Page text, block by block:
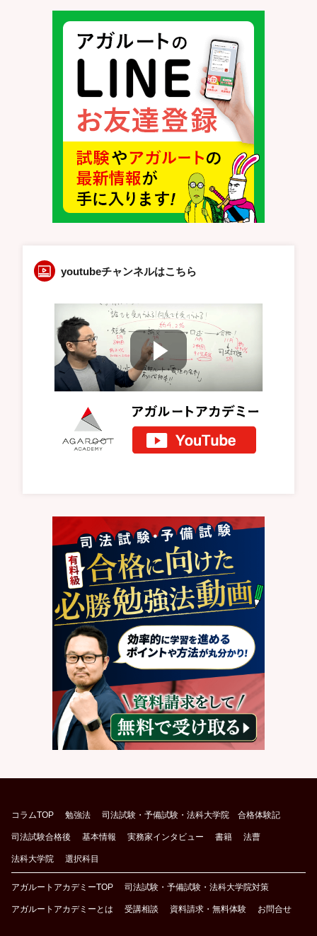
youtubeチャンネルはこちら
コラムTOP 勉強法 司法試験・予備試験・法科大学院 合格体験記
司法試験合格後 基本情報 実務家インタビュー 書籍 法曹
法科大学院 選択科目
アガルートアカデミーTOP 司法試験・予備試験・法科大学院対策
アガルートアカデミーとは 受講相談 資料請求・無料体験 お問合せ